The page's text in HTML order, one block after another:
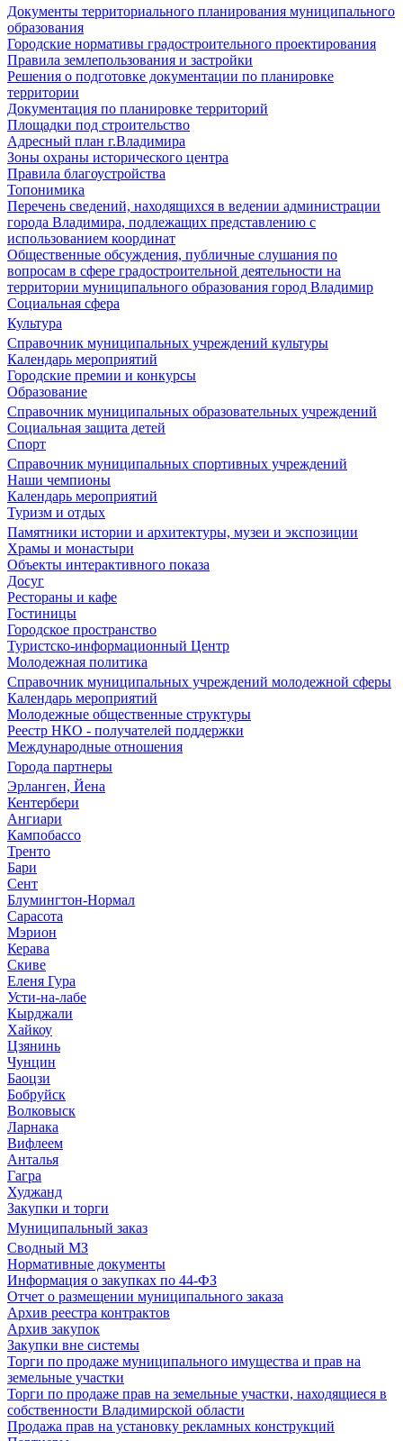
Документы территориального планирования муниципального
образования
Городские нормативы градостроительного проектирования
Правила землепользования и застройки
Решения о подготовке документации по планировке
территории
Документация по планировке территорий
Площадки под строительство
Адресный план г.Владимира
Зоны охраны исторического центра
Правила благоустройства
Топонимика
Перечень сведений, находящихся в ведении администрации
города Владимира, подлежащих представлению с
использованием координат
Общественные обсуждения, публичные слушания по
вопросам в сфере градостроительной деятельности на
территории муниципального образования город Владимир
Социальная сфера
Культура
Справочник муниципальных учреждений культуры
Календарь мероприятий
Городские премии и конкурсы
Образование
Справочник муниципальных образовательных учреждений
Социальная защита детей
Спорт
Справочник муниципальных спортивных учреждений
Наши чемпионы
Календарь мероприятий
Туризм и отдых
Памятники истории и архитектуры, музеи и экспозиции
Храмы и монастыри
Объекты интерактивного показа
Досуг
Рестораны и кафе
Гостиницы
Городское пространство
Туристско-информационный Центр
Молодежная политика
Справочник муниципальных учреждений молодежной сферы
Календарь мероприятий
Молодежные общественные структуры
Реестр НКО - получателей поддержки
Международные отношения
Города партнеры
Эрланген, Йена
Кентербери
Ангиари
Кампобассо
Тренто
Бари
Сент
Блумингтон-Нормал
Сарасота
Мэрион
Керава
Скиве
Еленя Гура
Усти-на-лабе
Кырджали
Хайкоу
Цзянинь
Чунцин
Баоцзи
Бобруйск
Волковыск
Ларнака
Вифлеем
Анталья
Гагра
Худжанд
Закупки и торги
Муниципальный заказ
Сводный МЗ
Нормативные документы
Информация о закупках по 44-ФЗ
Отчет о размещении муниципального заказа
Архив реестра контрактов
Архив закупок
Закупки вне системы
Торги по продаже муниципального имущества и прав на
земельные участки
Торги по продаже прав на земельные участки, находящиеся в
собственности Владимирской области
Продажа прав на установку рекламных конструкций